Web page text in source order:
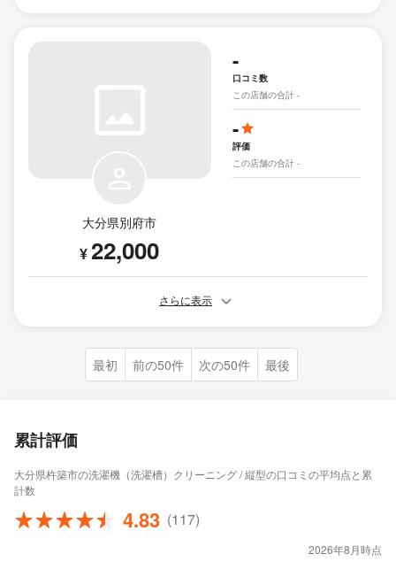
大分県別府市
¥22,000
-
口コミ数
この店舗の合計 -
-
評価
この店舗の合計 -
さらに表示
最初 前の50件 次の50件 最後
累計評価
大分県杵築市の洗濯機（洗濯槽）クリーニング / 縦型の口コミの平均点と累
計数
4.83 (117)
2026年8月時点